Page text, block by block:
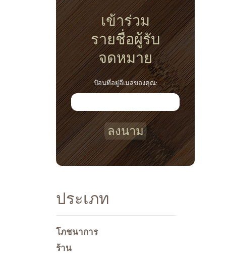
เข้าร่วม
รายชื่อผู้รับ
จดหมาย
ป้อนที่อยู่อีเมลของคุณ:
ลงนาม
ประเภท
โภชนาการ
ร้าน